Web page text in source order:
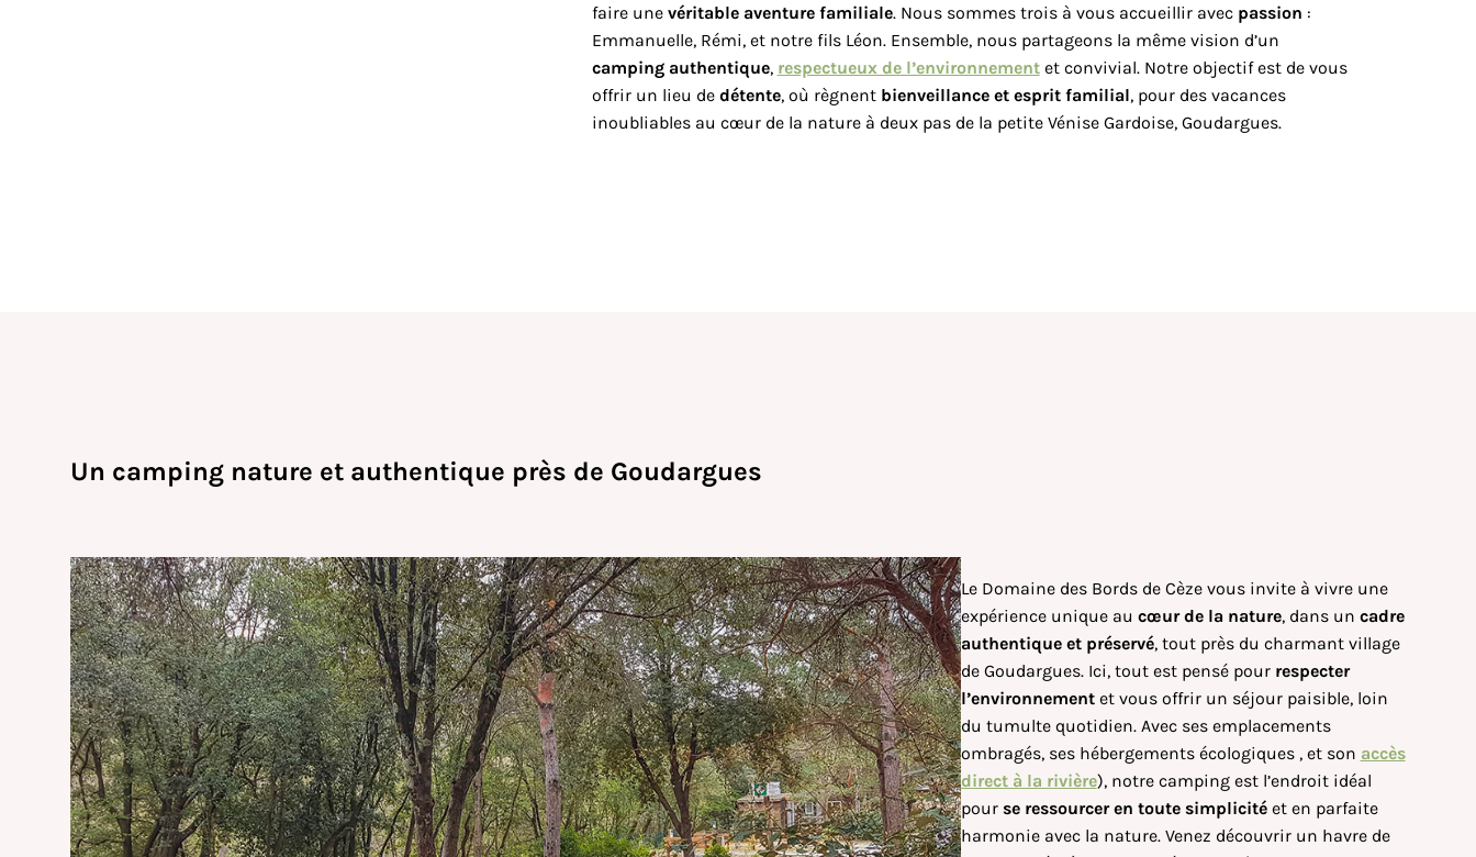
faire unevéritable aventure familiale. Nous sommes trois à vous accueillir avec passion :
Emmanuelle, Rémi, et notre fils Léon. Ensemble, nous partageons la même vision d’un
camping authentique, respectueux de l’environnementet convivial. Notre objectif est de vous
offrir un lieu de détente, où règnent bienveillance et esprit familial, pour des vacances
inoubliables au cœur de la nature à deux pas de la petite Vénise Gardoise, Goudargues.
Un camping nature et authentique près de Goudargues
Le Domaine des Bords de Cèze vous invite à vivre une
expérience unique au cœur de la nature, dans un cadre
authentique et préservé, tout près du charmant village
de Goudargues. Ici, tout est pensé pour respecter
l’environnementet vous offrir un séjour paisible, loin
du tumulte quotidien. Avec ses emplacements
ombragés, ses hébergements écologiques , et son accès
direct à la rivière), notre camping est l’endroit idéal
pour se ressourcer en toute simplicitéet en parfaite
harmonie avec la nature. Venez découvrir un havre de